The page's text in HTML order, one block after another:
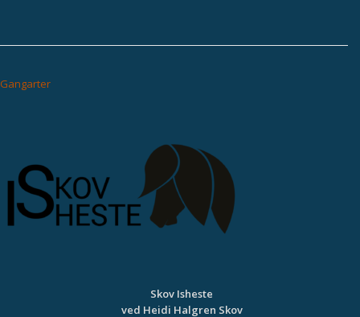
Gangarter
Skov Isheste
ved Heidi Halgren Skov